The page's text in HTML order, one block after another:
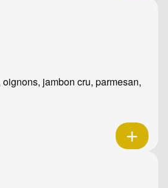
jambon cru, parmesan,